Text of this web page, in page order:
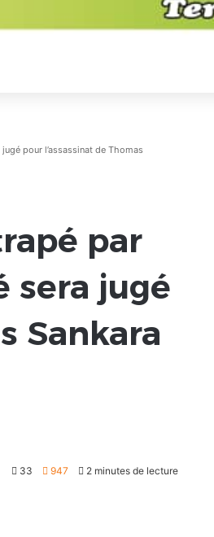
pour l’assassinat de Thomas
par
sera jugé
Sankara
33 947 2 minutes de lecture